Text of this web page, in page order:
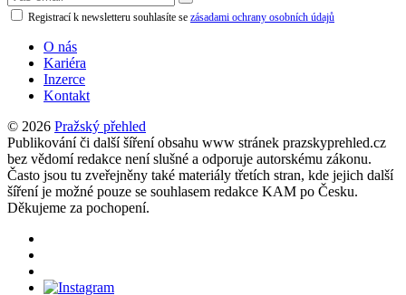
Registrací k newsletteru souhlasíte se zásadami ochrany osobních údajů
O nás
Kariéra
Inzerce
Kontakt
© 2026 Pražský přehled
Publikování či další šíření obsahu www stránek prazskyprehled.cz
bez vědomí redakce není slušné a odporuje autorskému zákonu.
Často jsou tu zveřejněny také materiály třetích stran, kde jejich další
šíření je možné pouze se souhlasem redakce KAM po Česku.
Děkujeme za pochopení.